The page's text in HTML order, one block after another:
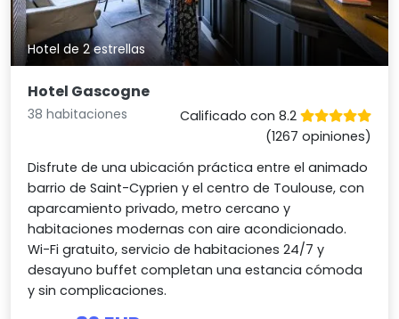
Hotel de 2 estrellas
Hotel Gascogne
38 habitaciones
Calificado con 8.2
(1267 opiniones)
Disfrute de una ubicación práctica entre el animado
barrio de Saint-Cyprien y el centro de Toulouse, con
aparcamiento privado, metro cercano y
habitaciones modernas con aire acondicionado.
Wi-Fi gratuito, servicio de habitaciones 24/7 y
desayuno buffet completan una estancia cómoda
y sin complicaciones.